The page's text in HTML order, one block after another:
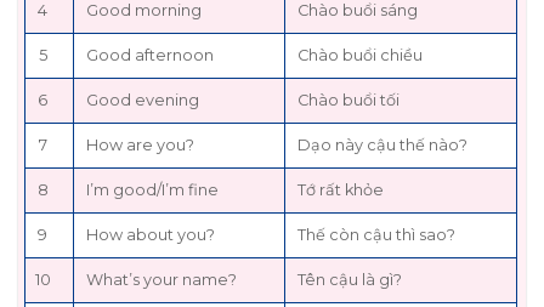
4 Good morning Chào buổi sáng
5 Good afternoon Chào buổi chiều
6 Good evening Chào buổi tối
7 How are you? Dạo này cậu thế nào?
8 I’m good/I’m fine Tớ rất khỏe
9 How about you? Thế còn cậu thì sao?
10 What’s your name? Tên cậu là gì?